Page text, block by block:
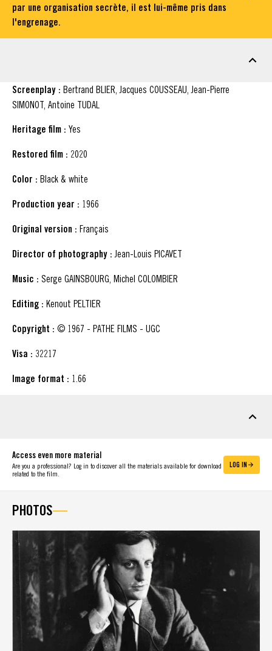
par une organisation secrète, il est lui-même pris dans
l'engrenage.
Screenplay : Bertrand BLIER, Jacques COUSSEAU, Jean-Pierre
SIMONOT, Antoine TUDAL
Heritage film : Yes
Restored film : 2020
Color : Black & white
Production year : 1966
Original version : Français
Director of photography : Jean-Louis PICAVET
Music : Serge GAINSBOURG, Michel COLOMBIER
Editing : Kenout PELTIER
Copyright : © 1967 - PATHE FILMS - UGC
Visa : 32217
Image format : 1.66
Access even more material
Are you a professional? Log in to discover all the materials available for download
related to the film.
LOG IN
PHOTOS